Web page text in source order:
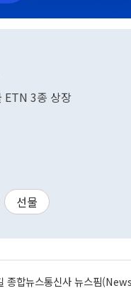
ETN 3종 상장
선물
종합뉴스통신사 뉴스핌